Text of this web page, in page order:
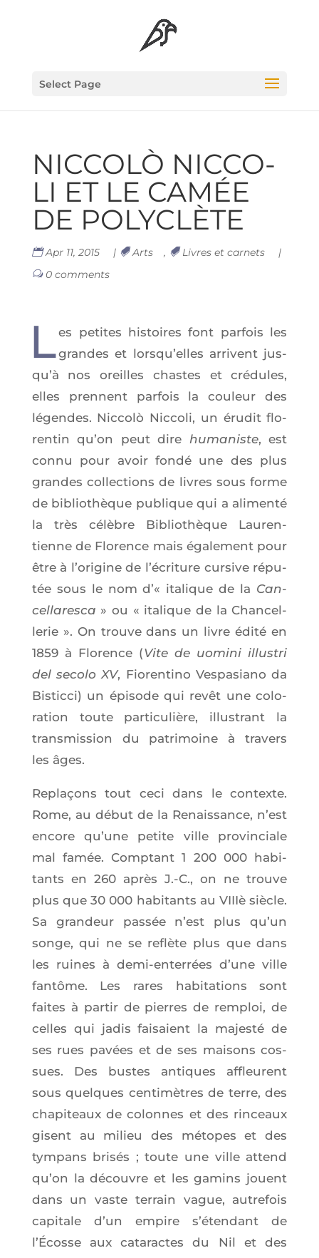
Select Page
NIC­COLÒ NIC­CO­
LI ET LE CAMÉE
DE POLYCLÈTE
Apr 11, 2015 | Arts , Livres et carnets
|
0 comments
Les petites his­toires font par­fois les
grandes et lors­qu’elles arrivent jus­
qu’à nos oreilles chastes et cré­dules,
elles prennent par­fois la cou­leur des
légendes. Nic­colò Nic­co­li, un éru­dit flo­
ren­tin qu’on peut dire huma­niste, est
connu pour avoir fon­dé une des plus
grandes col­lec­tions de livres sous forme
de biblio­thèque publique qui a ali­men­té
la très célèbre Biblio­thèque Lau­ren­
tienne de Flo­rence mais éga­le­ment pour
être à l’o­ri­gine de l’é­cri­ture cur­sive répu­
tée sous le nom d’« ita­lique de la Can­
cel­la­res­ca » ou « ita­lique de la Chan­cel­
le­rie ». On trouve dans un livre édi­té en
1859 à Flo­rence (Vite de uomi­ni illus­tri
del seco­lo XV, Fio­ren­ti­no Ves­pa­sia­no da
Bis­tic­ci) un épi­sode qui revêt une colo­
ra­tion toute par­ti­cu­lière, illus­trant la
trans­mis­sion du patri­moine à tra­vers
les âges.
Repla­çons tout ceci dans le contexte.
Rome, au début de la Renais­sance, n’est
encore qu’une petite ville pro­vin­ciale
mal famée. Comp­tant 1 200 000 habi­
tants en 260 après J.-C., on ne trouve
plus que 30 000 habi­tants au VIIIè siècle.
Sa gran­deur pas­sée n’est plus qu’un
songe, qui ne se reflète plus que dans
les ruines à demi-enter­rées d’une ville
fan­tôme. Les rares habi­ta­tions sont
faites à par­tir de pierres de rem­ploi, de
celles qui jadis fai­saient la majes­té de
ses rues pavées et de ses mai­sons cos­
sues. Des bustes antiques affleurent
sous quelques cen­ti­mètres de terre, des
cha­pi­teaux de colonnes et des rin­ceaux
gisent au milieu des métopes et des
tym­pans bri­sés ; toute une ville attend
qu’on la découvre et les gamins jouent
dans un vaste ter­rain vague, autre­fois
capi­tale d’un empire s’é­ten­dant de
l’Écosse aux cata­ractes du Nil et des